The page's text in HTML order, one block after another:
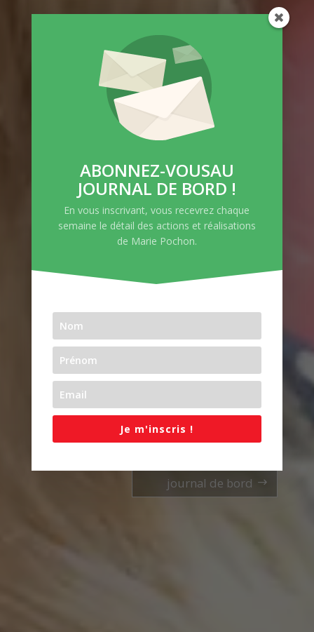
VOTRE
DÉPUTÉE,
VOTRE VOIX
Depuis 2022, j’ai
vigneronne drômoise,
celle de notre si belle
la Drôme !
Mes engagements
journal de bord
ABONNEZ-VOUSAU
JOURNAL DE BORD !
En vous inscrivant, vous recevrez chaque
semaine le détail des actions et réalisations
de Marie Pochon.
Je m'inscris !